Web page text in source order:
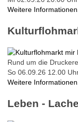
Weitere
Rund um die
So 06.09.26 12.00
Weitere
Leben -